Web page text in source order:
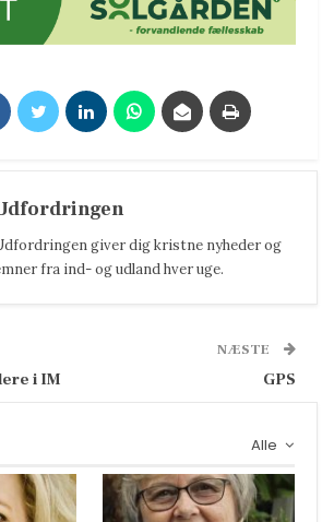
giver dig kristne nyheder og
fra ind- og udland hver uge.
i IM
NÆSTE
GPS
Alle